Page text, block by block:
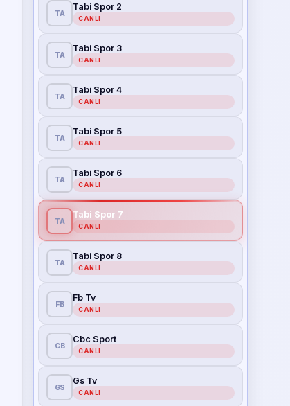
TA
Tabi Spor 2
CANLI
TA
Tabi Spor 3
CANLI
TA
Tabi Spor 4
CANLI
TA
Tabi Spor 5
CANLI
TA
Tabi Spor 6
CANLI
TA
Tabi Spor 7
CANLI
TA
Tabi Spor 8
CANLI
FB
Fb Tv
CANLI
CB
Cbc Sport
CANLI
GS
Gs Tv
CANLI